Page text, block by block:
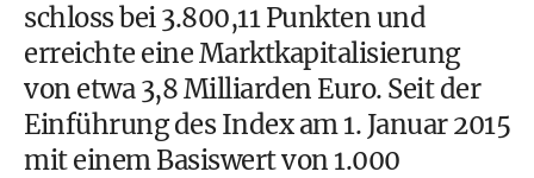
schloss bei 3.800,11 Punkten und
erreichte eine Marktkapitalisierung
von etwa 3,8 Milliarden Euro. Seit der
Einführung des Index am 1. Januar 2015
mit einem Basiswert von 1.000